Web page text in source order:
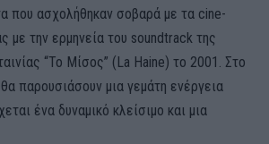
που ασχολήθηκαν σοβαρά με τα cine-
με την ερμηνεία του soundtrack της
“Το Μίσος” (La Haine) το 2001. Στο
παρουσιάσουν μια γεμάτη ενέργεια
ένα δυναμικό κλείσιμο και μια